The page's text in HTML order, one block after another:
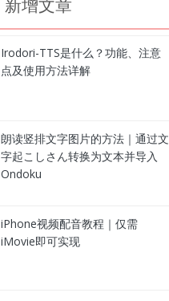
新增文章
Irodori-TTS是什么？功能、注意
点及使用方法详解
朗读竖排文字图片的方法｜通过文
字起こしさん转换为文本并导入
Ondoku
iPhone视频配音教程｜仅需
iMovie即可实现